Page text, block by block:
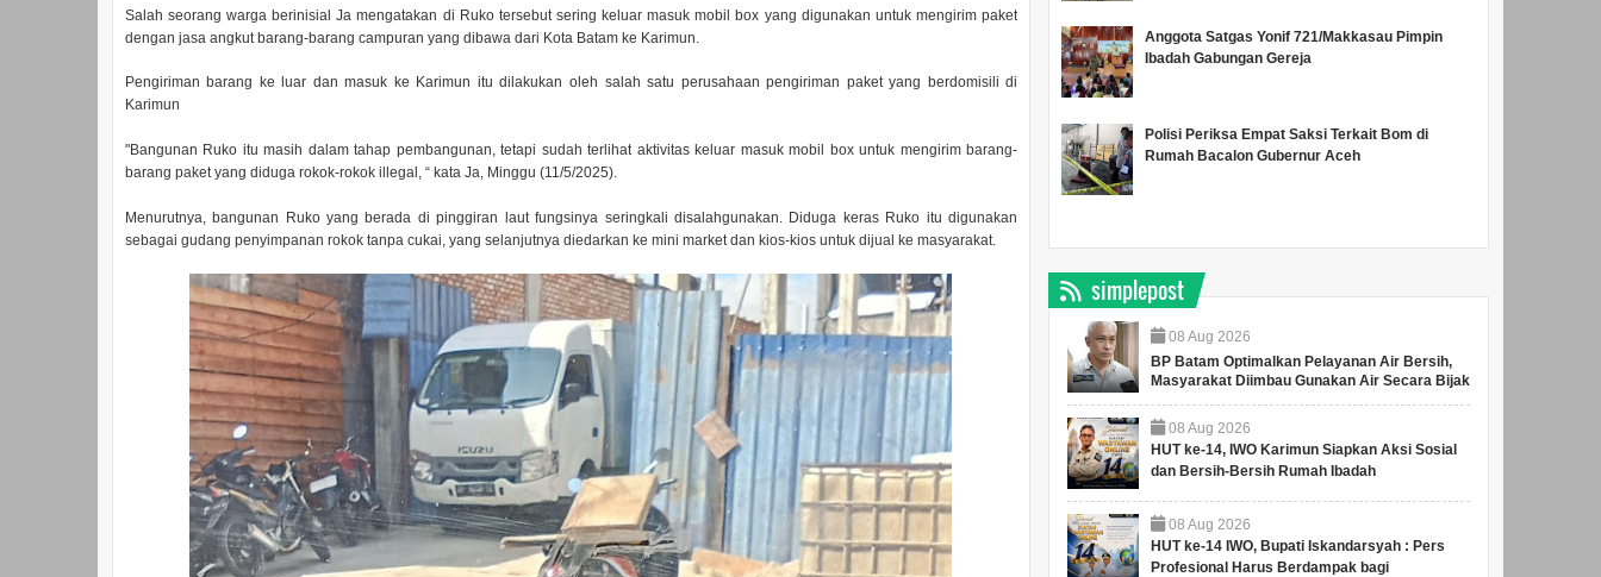
Salah seorang warga berinisial Ja mengatakan di Ruko tersebut sering keluar masuk mobil box yang digunakan untuk mengirim paket
dengan jasa angkut barang-barang campuran yang dibawa dari Kota Batam ke Karimun.
Pengiriman barang ke luar dan masuk ke Karimun itu dilakukan oleh salah satu perusahaan pengiriman paket yang berdomisili di
Karimun
"Bangunan Ruko itu masih dalam tahap pembangunan, tetapi sudah terlihat aktivitas keluar masuk mobil box untuk mengirim barang-
barang paket yang diduga rokok-rokok illegal, “ kata Ja, Minggu (11/5/2025).
Menurutnya, bangunan Ruko yang berada di pinggiran laut fungsinya seringkali disalahgunakan. Diduga keras Ruko itu digunakan
sebagai gudang penyimpanan rokok tanpa cukai, yang selanjutnya diedarkan ke mini market dan kios-kios untuk dijual ke masyarakat.
Anggota Satgas Yonif 721/Makkasau Pimpin
Ibadah Gabungan Gereja
Polisi Periksa Empat Saksi Terkait Bom di
Rumah Bacalon Gubernur Aceh
simplepost
08 Aug 2026
BP Batam Optimalkan Pelayanan Air Bersih,
Masyarakat Diimbau Gunakan Air Secara Bijak
08 Aug 2026
HUT ke-14, IWO Karimun Siapkan Aksi Sosial
dan Bersih-Bersih Rumah Ibadah
08 Aug 2026
HUT ke-14 IWO, Bupati Iskandarsyah : Pers
Profesional Harus Berdampak bagi